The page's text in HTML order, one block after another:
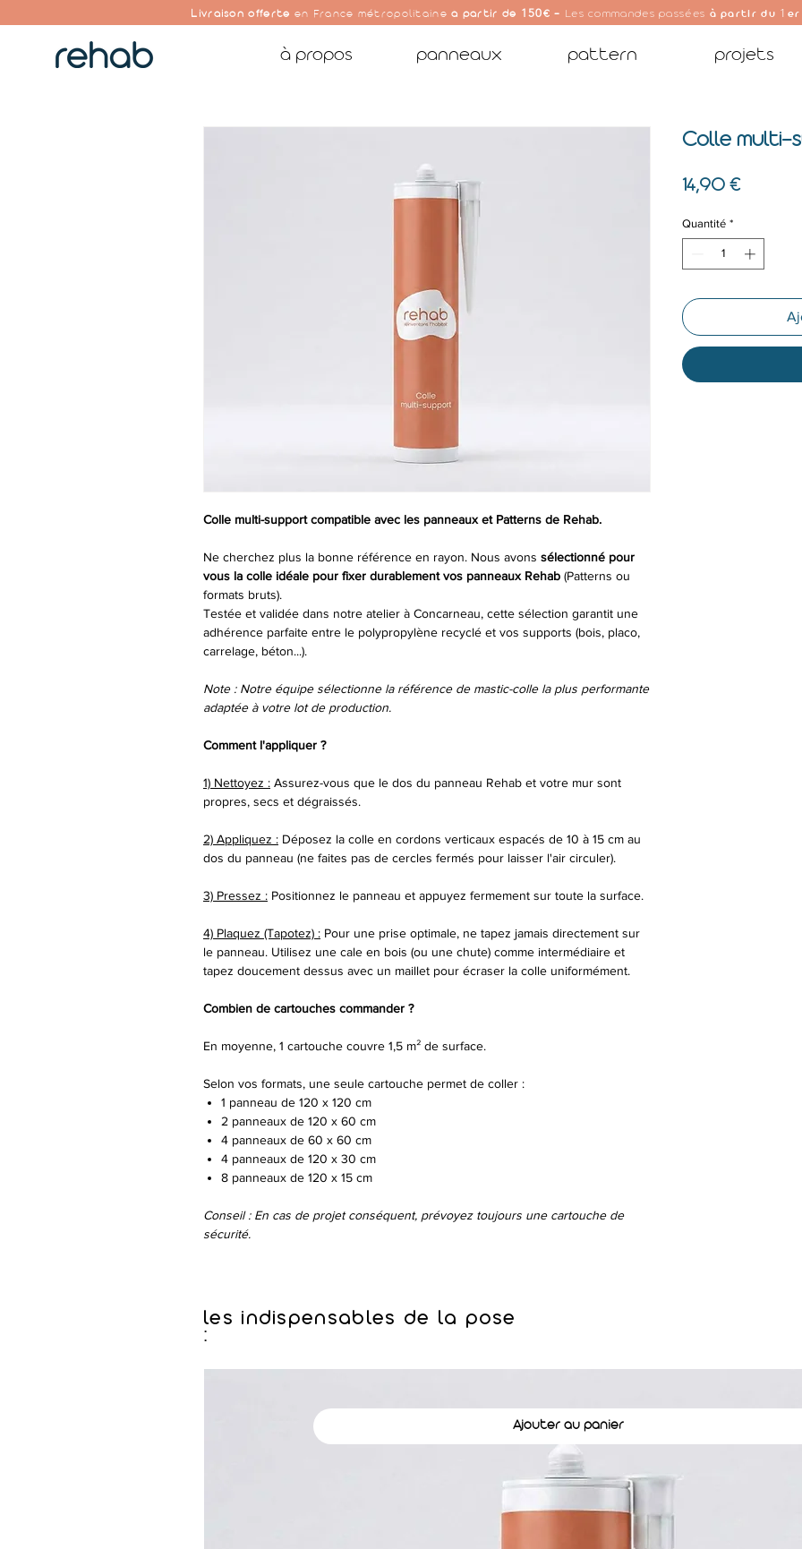
Livraison offerte en France métropolitaineà partir de 150€ - Les commandes passées à partir du 1 er
à propos panneaux pattern projets
Colle multi-support compatible avec les panneaux et Patterns de Rehab.
Ne cherchez plus la bonne référence en rayon. Nous avons sélectionné pour
vous la colle idéale pour fixer durablement vos panneaux Rehab (Patterns ou
formats bruts).
Testée et validée dans notre atelier à Concarneau, cette sélection garantit une
adhérence parfaite entre le polypropylène recyclé et vos supports (bois, placo,
carrelage, béton...).
Note : Notre équipe sélectionne la référence de mastic-colle la plus performante
adaptée à votre lot de production.
Comment l'appliquer ?
1) Nettoyez : Assurez-vous que le dos du panneau Rehab et votre mur sont
propres, secs et dégraissés.
2) Appliquez : Déposez la colle en cordons verticaux espacés de 10 à 15 cm au
dos du panneau (ne faites pas de cercles fermés pour laisser l'air circuler).
3) Pressez : Positionnez le panneau et appuyez fermement sur toute la surface.
4) Plaquez (Tapotez) : Pour une prise optimale, ne tapez jamais directement sur
le panneau. Utilisez une cale en bois (ou une chute) comme intermédiaire et
tapez doucement dessus avec un maillet pour écraser la colle uniformément.
Combien de cartouches commander ?
En moyenne, 1 cartouche couvre 1,5 m² de surface.
Selon vos formats, une seule cartouche permet de coller :
1 panneau de 120 x 120 cm
2 panneaux de 120 x 60 cm
4 panneaux de 60 x 60 cm
4 panneaux de 120 x 30 cm
8 panneaux de 120 x 15 cm
Conseil : En cas de projet conséquent, prévoyez toujours une cartouche de
sécurité.
Colle multi-
14,90 €Prix
Quantité *
les indispensables de la pose
:
Ajouter au panier